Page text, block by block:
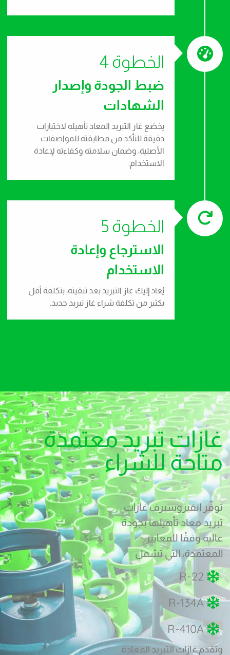
الخطوة 4
ضبط الجودة وإصدار
الشهادات
يخضع غاز التبريد المعاد تأهيله لاختبارات
دقيقة للتأكد من مطابقته للمواصفات
الأصلية، وضمان سلامته وكفاءته لإعادة
الاستخدام.
الخطوة 5
الاسترجاع وإعادة
الاستخدام
يُعاد إليك غاز التبريد بعد تنقيته، بتكلفة أقل
بكثير من تكلفة شراء غاز تبريد جديد.
غازات تبريد معتمدة
متاحة للشراء
توفّر انفيروسيرف غازات
تبريد معاد تأهيلها بجودة
عالية وفقًا للمعايير
المعتمدة، التي تشمل
R-22
R-134A
R-410A
وتقدم غازات التبريد المعادة